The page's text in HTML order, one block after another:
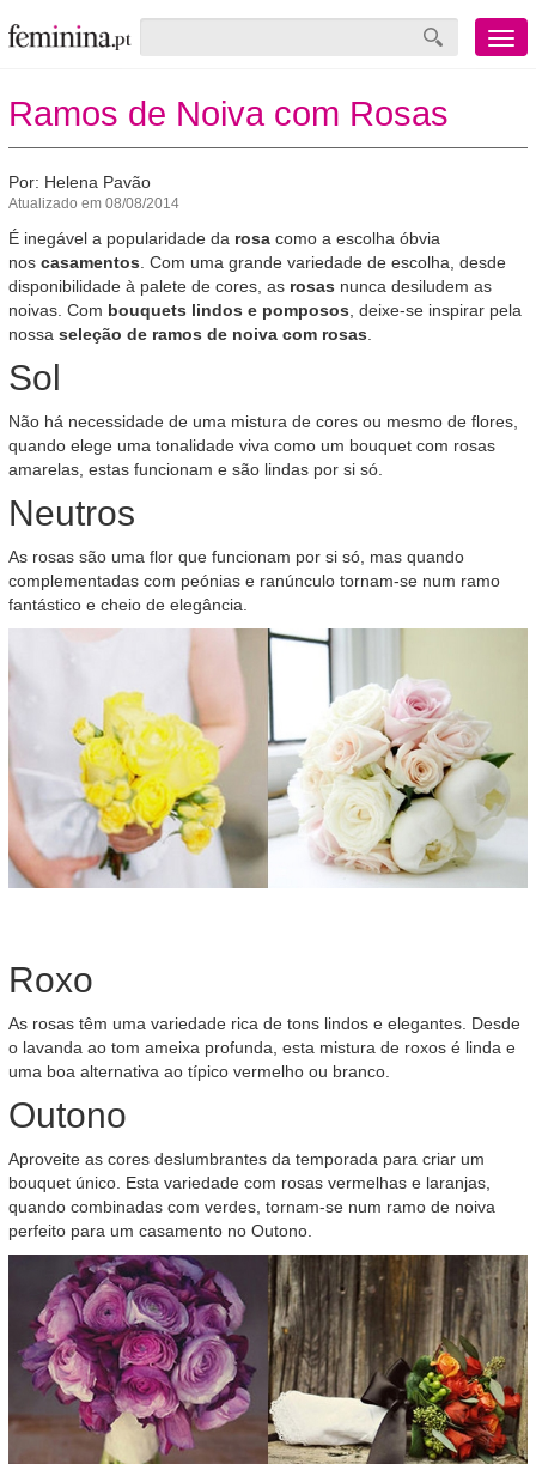
Menu
mobile
Ramos de Noiva com Rosas
Por: Helena Pavão
Atualizado em 08/08/2014
É inegável a popularidade da rosa como a escolha óbvia
nos casamentos . Com uma grande variedade de escolha, desde
disponibilidade à palete de cores, as rosas nunca desiludem as
noivas. Com bouquets lindos e pomposos , deixe-se inspirar pela
nossa seleção de ramos de noiva com rosas
Sol
Não há necessidade de uma mistura de cores ou mesmo de flores,
quando elege uma tonalidade viva como um bouquet com rosas
amarelas, estas funcionam e são lindas por si só.
Neutros
As rosas são uma flor que funcionam por si só, mas quando
complementadas com peónias e ranúnculo tornam-se num ramo
fantástico e cheio de elegância.
Roxo
As rosas têm uma variedade rica de tons lindos e elegantes. Desde
o lavanda ao tom ameixa profunda, esta mistura de roxos é linda e
uma boa alternativa ao típico vermelho ou branco.
Outono
Aproveite as cores deslumbrantes da temporada para criar um
bouquet único. Esta variedade com rosas vermelhas e laranjas,
quando combinadas com verdes, tornam-se num ramo de noiva
perfeito para um casamento no Outono.